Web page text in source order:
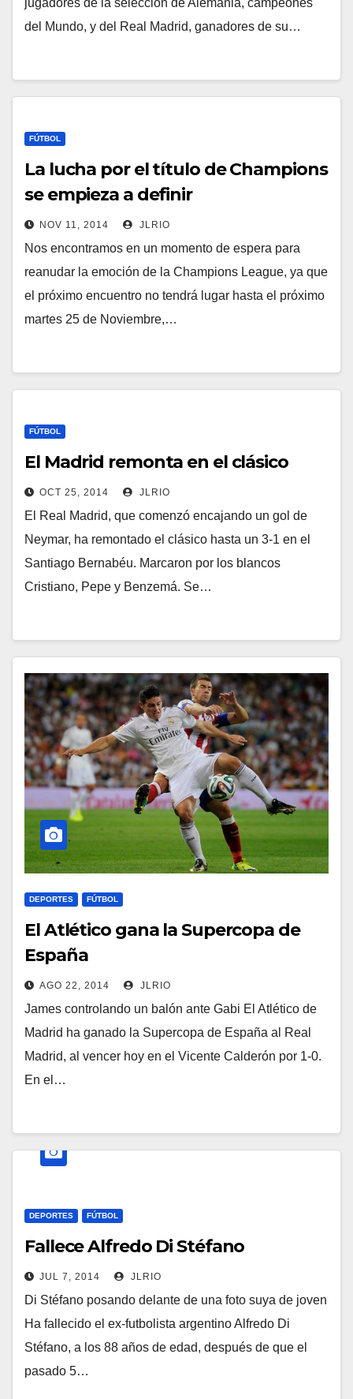
jugadores de la selección de Alemania, campeones
del Mundo, y del Real Madrid, ganadores de su…
FÚTBOL
La lucha por el título de Champions
se empieza a definir
NOV 11, 2014 JLRIO
Nos encontramos en un momento de espera para
reanudar la emoción de la Champions League, ya que
el próximo encuentro no tendrá lugar hasta el próximo
martes 25 de Noviembre,…
FÚTBOL
El Madrid remonta en el clásico
OCT 25, 2014 JLRIO
El Real Madrid, que comenzó encajando un gol de
Neymar, ha remontado el clásico hasta un 3-1 en el
Santiago Bernabéu. Marcaron por los blancos
Cristiano, Pepe y Benzemá. Se…
DEPORTES FÚTBOL
El Atlético gana la Supercopa de
España
AGO 22, 2014 JLRIO
James controlando un balón ante Gabi El Atlético de
Madrid ha ganado la Supercopa de España al Real
Madrid, al vencer hoy en el Vicente Calderón por 1-0.
En el…
DEPORTES FÚTBOL
Fallece Alfredo Di Stéfano
JUL 7, 2014 JLRIO
Di Stéfano posando delante de una foto suya de joven
Ha fallecido el ex-futbolista argentino Alfredo Di
Stéfano, a los 88 años de edad, después de que el
pasado 5…